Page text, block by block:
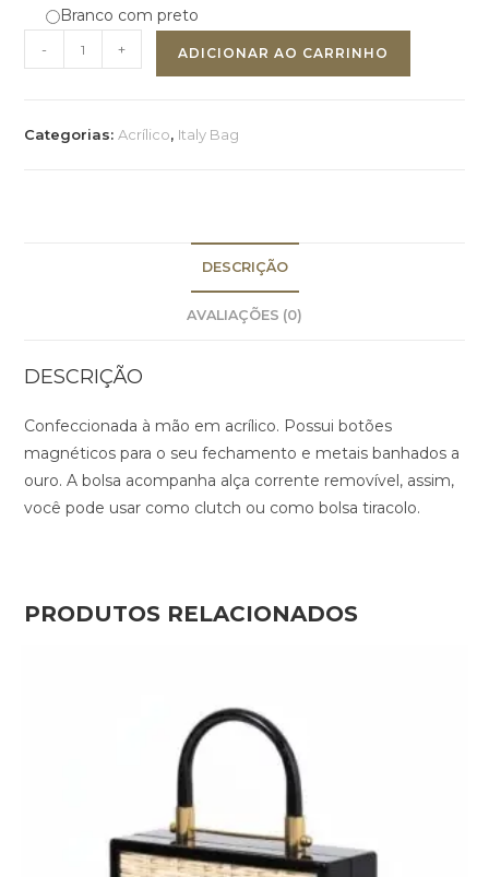
Branco com preto
- + ADICIONAR AO CARRINHO
Categorias: Acrílico, Italy Bag
DESCRIÇÃO
AVALIAÇÕES (0)
DESCRIÇÃO
Confeccionada à mão em acrílico. Possui botões
magnéticos para o seu fechamento e metais banhados a
ouro. A bolsa acompanha alça corrente removível, assim,
você pode usar como clutch ou como bolsa tiracolo.
PRODUTOS RELACIONADOS